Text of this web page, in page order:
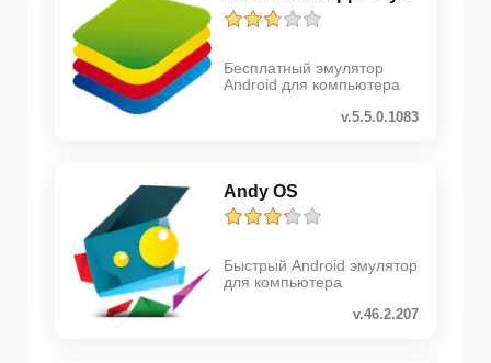
Бесплатный эмулятор
Android для компьютера
v.5.5.0.1083
Andy OS
Быстрый Android эмулятор
для компьютера
v.46.2.207